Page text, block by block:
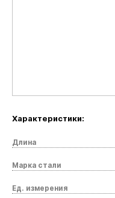
Характеристики:
Длина
Марка стали
Ед. измерения